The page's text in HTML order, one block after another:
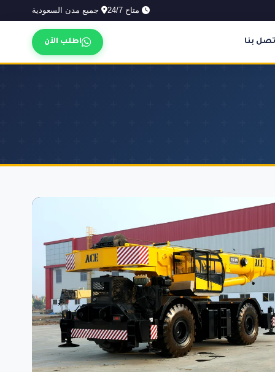
متاح 24/7 جميع مدن السعودية
بنا اطلب الآن